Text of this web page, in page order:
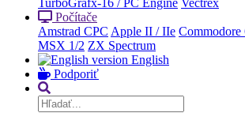
TurboGrafx-16 / PC Engine Vectrex
Počítače
Amstrad CPC Apple II / IIe Commodore
MSX 1/2 ZX Spectrum
English
Podporiť